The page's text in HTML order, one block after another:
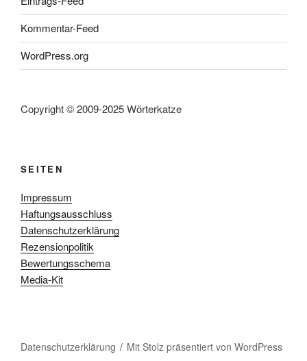
Kommentar-Feed
WordPress.org
Copyright © 2009-2025 Wörterkatze
SEITEN
Impressum
Haftungsausschluss
Datenschutzerklärung
Rezensionpolitik
Bewertungsschema
Media-Kit
Datenschutzerklärung Mit Stolz präsentiert von WordPress